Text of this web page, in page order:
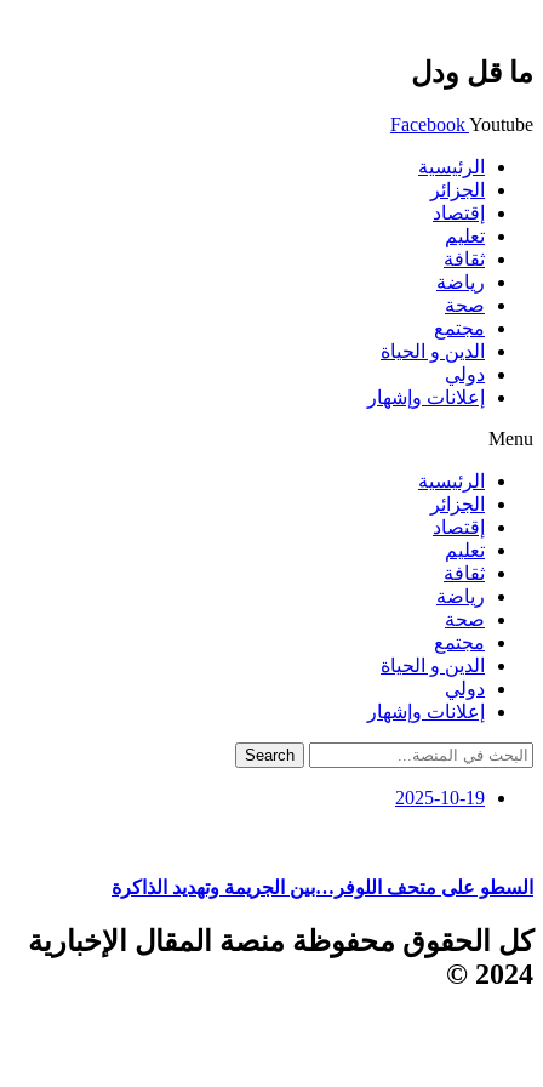
ما قل ودل
FacebookYoutube
الرئيسية
الجزائر
إقتصاد
تعليم
ثقافة
رياضة
صحة
مجتمع
الدين و الحياة
دولي
إعلانات وإشهار
Menu
الرئيسية
الجزائر
إقتصاد
تعليم
ثقافة
رياضة
صحة
مجتمع
الدين و الحياة
دولي
إعلانات وإشهار
Search
2025-10-19
السطو على متحف اللوفر…بين الجريمة وتهديد الذاكرة
كل الحقوق محفوظة منصة المقال الإخبارية
2024 ©